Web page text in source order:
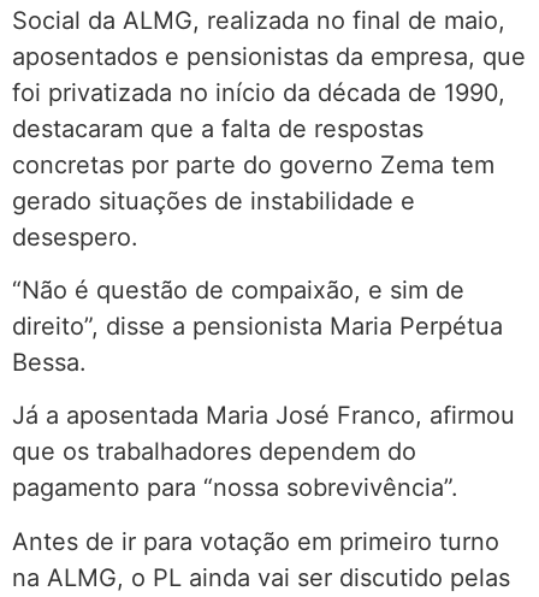
Social da ALMG, realizada no final de maio,
aposentados e pensionistas da empresa, que
foi privatizada no início da década de 1990,
destacaram que a falta de respostas
concretas por parte do governo Zema tem
gerado situações de instabilidade e
desespero.
“Não é questão de compaixão, e sim de
direito”, disse a pensionista Maria Perpétua
Bessa.
Já a aposentada Maria José Franco, afirmou
que os trabalhadores dependem do
pagamento para “nossa sobrevivência”.
Antes de ir para votação em primeiro turno
na ALMG, o PL ainda vai ser discutido pelas